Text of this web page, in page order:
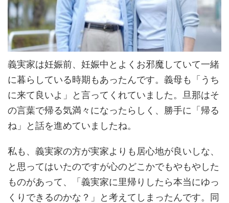
義実家は妊娠前、妊娠中とよくお邪魔していて一緒
に暮らしている時期もあったんです。義母も「うち
に来て良いよ」と言ってくれていました。旦那はそ
の言葉で帰る気満々になったらしく、勝手に「帰る
ね」と話を進めていましたね。
私も、義実家の方が実家よりも居心地が良いしな、
と思ってはいたのですが心のどこかでもやもやした
ものがあって、「義実家に里帰りしたら本当にゆっ
くりできるのかな？」と考えてしまったんです。同